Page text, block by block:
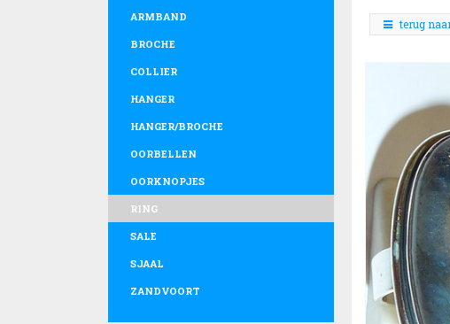
ARMBAND
BROCHE
COLLIER
HANGER
HANGER/BROCHE
OORBELLEN
OORKNOPJES
RING
SALE
SJAAL
ZANDVOORT
terug